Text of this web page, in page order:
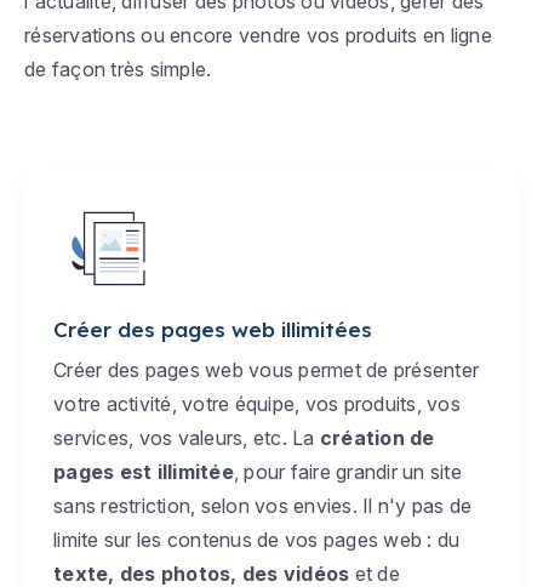
réservations ou encore vendre vos produits en ligne
de façon très simple.
Créer des pages web illimitées
Créer des pages web vous permet de présenter
votre activité, votre équipe, vos produits, vos
services, vos valeurs, etc. La création de
pages est illimitée, pour faire grandir un site
sans restriction, selon vos envies. Il n'y pas de
limite sur les contenus de vos pages web : du
texte, des photos, des vidéos et de